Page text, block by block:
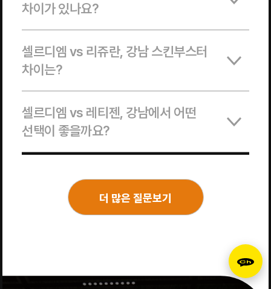
차이가 있나요?
셀르디엠 vs 리쥬란, 강남 스킨부스터
차이는?
셀르디엠 vs 레티젠, 강남에서 어떤
선택이 좋을까요?
더 많은 질문보기